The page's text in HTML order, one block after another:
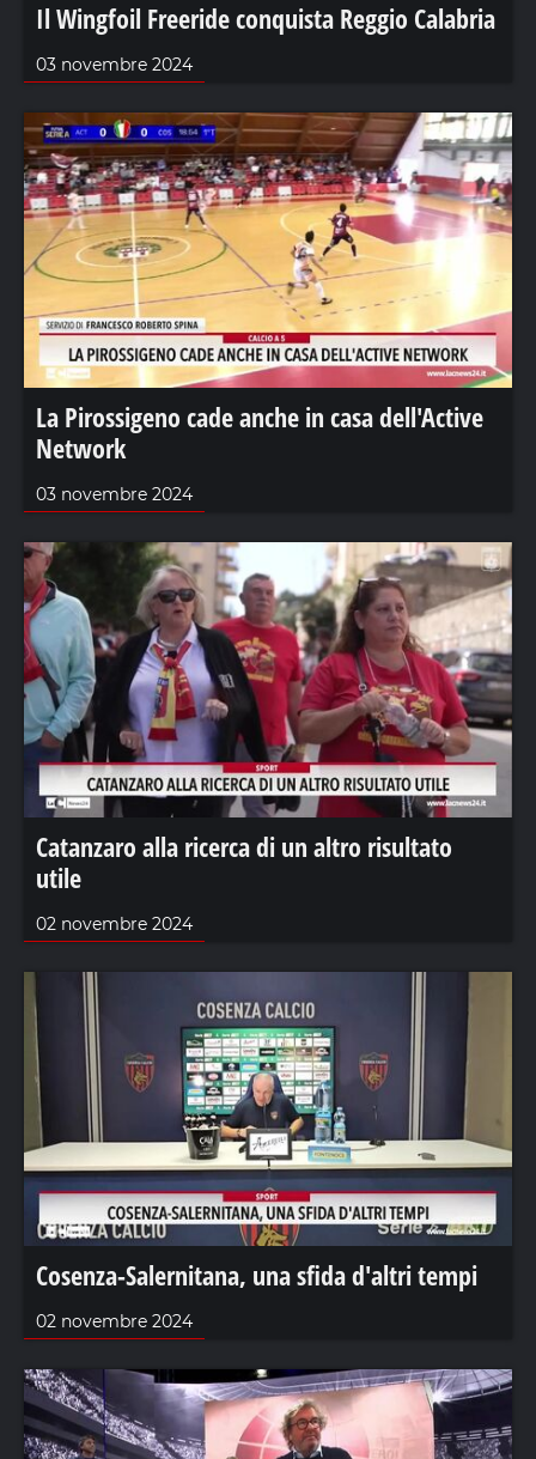
Il Wingfoil Freeride conquista Reggio Calabria
03 novembre 2024
La Pirossigeno cade anche in casa dell'Active
Network
03 novembre 2024
Catanzaro alla ricerca di un altro risultato
utile
02 novembre 2024
Cosenza-Salernitana, una sfida d'altri tempi
02 novembre 2024